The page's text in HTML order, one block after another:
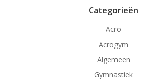
Categorieën
Acro
Acrogym
Algemeen
Gymnastiek